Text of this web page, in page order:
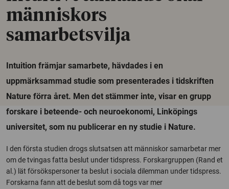
människors
samarbetsvilja
Intuition främjar samarbete, hävdades i en
uppmärksammad studie som presenterades i tidskriften
Nature förra året. Men det stämmer inte, visar en grupp
forskare i beteende- och neuroekonomi, Linköpings
universitet, som nu publicerar en ny studie i Nature.
I den första studien drogs slutsatsen att människor samarbetar mer
om de tvingas fatta beslut under tidspress. Forskargruppen (Rand et
al.) lät försökspersoner ta beslut i sociala dilemman under tidspress.
Forskarna fann att de beslut som då togs var mer